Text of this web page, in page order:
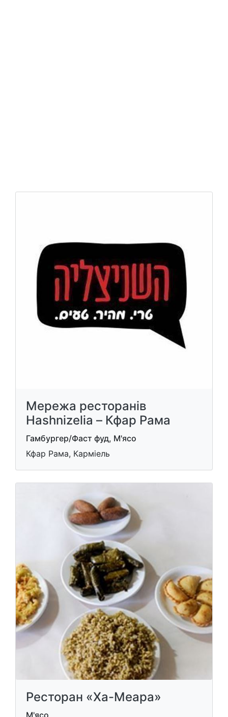
Мережа ресторанів
Hashnizelia – Кфар Рама
Гамбургер/Фаст фуд, М'ясо
Кфар Рама, Карміель
Ресторан «Ха-Меара»
М'ясо